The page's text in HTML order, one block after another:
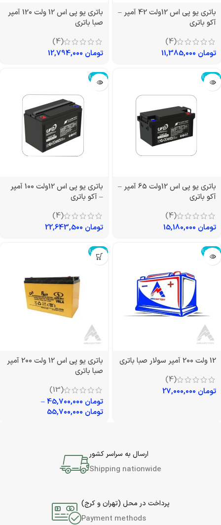
باتری یو پی اس 12ولت 42 آمپر –
آکو باتری
(4)
تومان
باتری یو پی اس 12 ولت 120 آمپر
صبا باتری
(4)
تومان
تمام شد!
باتری یو پی اس 12ولت 65 آمپر –
آکو باتری
(4)
تومان
تمام شد!
باتری یو پی اس 12ولت 100 آمپر
– آکو باتری
(4)
تومان
تمام شد!
12 ولت 200 آمپر سولار صبا باتری
(4)
تومان
تمام شد!
باتری یو پی اس 12 ولت 200 آمپر
صبا باتری
(13)
تومان
–
تومان
ارسال به سراسر کشور
Shipping nationwide
پرداخت در محل (تهران و کرج)
Payment methods